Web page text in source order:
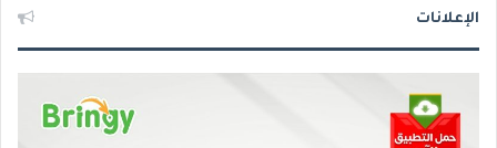
الإعلانات